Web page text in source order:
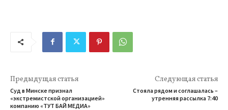
Предыдущая статья
Суд в Минске признал
«экстремистской организацией»
компанию «ТУТ БАЙ МЕДИА»
Следующая статья
Стояла рядом и соглашалась –
утренняя рассылка 7:40